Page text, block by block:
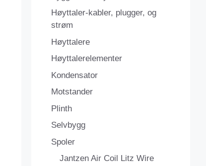
Høyttaler-kabler, plugger, og
strøm
Høyttalere
Høyttalerelementer
Kondensator
Motstander
Plinth
Selvbygg
Spoler
Jantzen Air Coil Litz Wire